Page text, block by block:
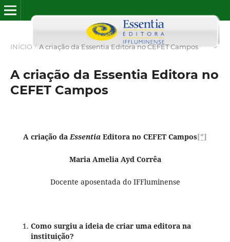
INÍCIO / A criação da Essentia Editora no CEFET Campos
A criação da Essentia Editora no
CEFET Campos
A criação daEssentia Editora no CEFET Campos[*]
Maria Amelia Ayd Corrêa
Docente aposentada do IFFluminense
Como surgiu a ideia de criar uma editora na
instituição?